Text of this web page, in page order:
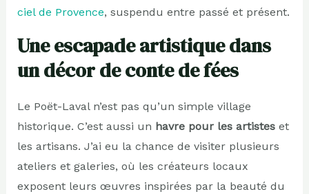
ciel de Provence, suspendu entre passé et présent.
Une escapade artistique dans
un décor de conte de fées
Le Poët-Laval n’est pas qu’un simple village
historique. C’est aussi un havre pour les artisteset
les artisans. J’ai eu la chance de visiter plusieurs
ateliers et galeries, où les créateurs locaux
exposent leurs œuvres inspirées par la beauté du